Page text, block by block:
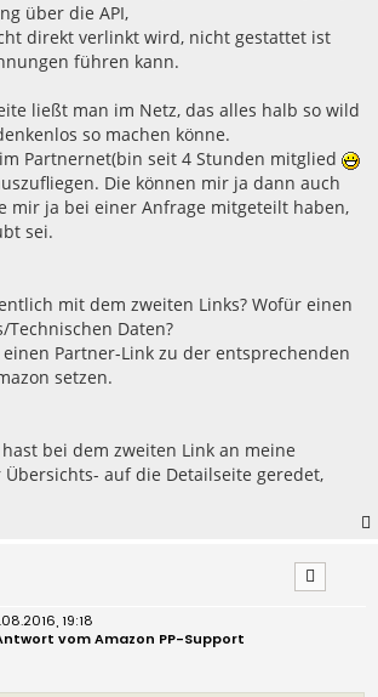
über die API,
direkt verlinkt wird, nicht gestattet ist
führen kann.
ließt man im Netz, das alles halb so wild
so machen könne.
Partnernet(bin seit 4 Stunden mitglied
Die können mir ja dann auch
mir ja bei einer Anfrage mitgeteilt haben,
sei.
mit dem zweiten Links? Wofür einen
Daten?
Partner-Link zu der entsprechenden
setzen.
bei dem zweiten Link an meine
auf die Detailseite geredet,
19:18
vom Amazon PP-Support